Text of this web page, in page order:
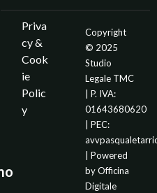
Priva
cy &
Cook
ie
Polic
y
Copyright
© 2025
Studio
Legale TMC
| P. IVA:
01643680620
| PEC:
| Powered
byOfficina
Digitale